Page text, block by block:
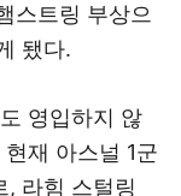
스트링 부상으
됐다.
영입하지 않
재 아스널 1군
, 라힘 스털링